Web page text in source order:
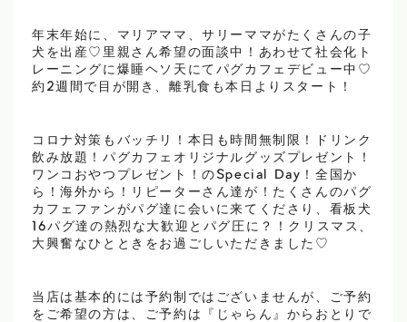
年末年始に、マリアママ、サリーママがたくさんの子
犬を出産♡里親さん希望の面談中！あわせて社会化ト
レーニングに爆睡ヘソ天にてパグカフェデビュー中♡
約2週間で目が開き、離乳食も本日よりスタート！
コロナ対策もバッチリ！本日も時間無制限！ドリンク
飲み放題！パグカフェオリジナルグッズプレゼント！
ワンコおやつプレゼント！のSpecial Day！全国か
ら！海外から！リピーターさん達が！たくさんのパグ
カフェファンがパグ達に会いに来てくださり、看板犬
16パグ達の熱烈な大歓迎とパグ圧に？！クリスマス、
大興奮なひとときをお過ごしいただきました♡
当店は基本的には予約制ではございませんが、ご予約
をご希望の方は、ご予約は『じゃらん』からおとりで